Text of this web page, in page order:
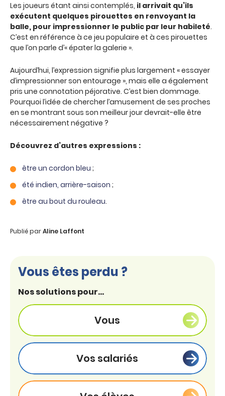
Les joueurs étant ainsi contemplés, il arrivait qu’ils
exécutent quelques pirouettes en renvoyant la
balle, pour impressionner le public par leur habileté.
C’est en référence à ce jeu populaire et à ces pirouettes
que l’on parle d’« épater la galerie ».
Aujourd’hui, l’expression signifie plus largement « essayer
d’impressionner son entourage », mais elle a également
pris une connotation péjorative. C’est bien dommage.
Pourquoi l’idée de chercher l’amusement de ses proches
en se montrant sous son meilleur jour devrait-elle être
nécessairement négative ?
Découvrez d’autres expressions :
être un cordon bleu ;
été indien, arrière-saison ;
être au bout du rouleau.
Publié parAline Laffont
Vous êtes perdu ?
Nos solutions pour...
Vous
Vos salariés